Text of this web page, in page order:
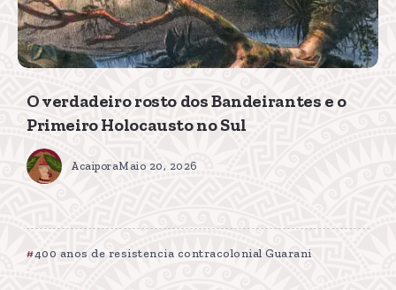
O verdadeiro rosto dos Bandeirantes e o
Primeiro Holocausto no Sul
AcaiporaMaio 20, 2026
400 anos de resistencia contracolonial Guarani